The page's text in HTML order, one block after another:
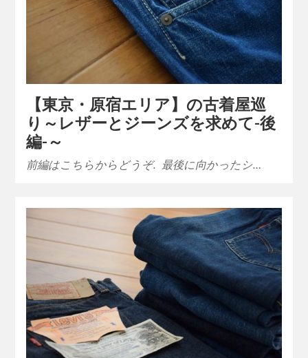
【東京・原宿エリア】の古着屋巡
り～レザーとジーンズを求めて-後
編-～
前編はこちらからどうぞ. 最後に向かったシ…